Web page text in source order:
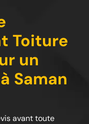
Toiture
un
Saman
avant toute